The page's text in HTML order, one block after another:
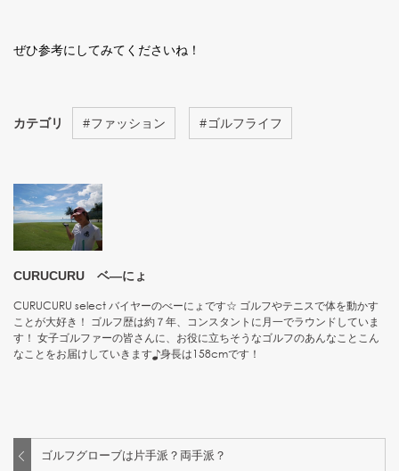
ぜひ参考にしてみてくださいね！
カテゴリ #ファッション #ゴルフライフ
CURUCURU ベ―にょ
CURUCURU select バイヤーのべーにょです☆ ゴルフやテニスで体を動かす
ことが大好き！ ゴルフ歴は約７年、コンスタントに月一でラウンドしていま
す！ 女子ゴルファーの皆さんに、お役に立ちそうなゴルフのあんなことこん
なことをお届けしていきます♪身長は158cmです！
ゴルフグローブは片手派？両手派？